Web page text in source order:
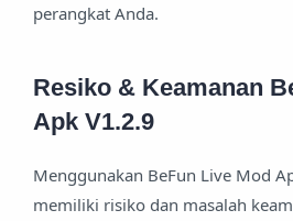
perangkat Anda.
Resiko & Keamanan
Apk V1.2.9
Menggunakan BeFun Live Mod
memiliki risiko dan masalah